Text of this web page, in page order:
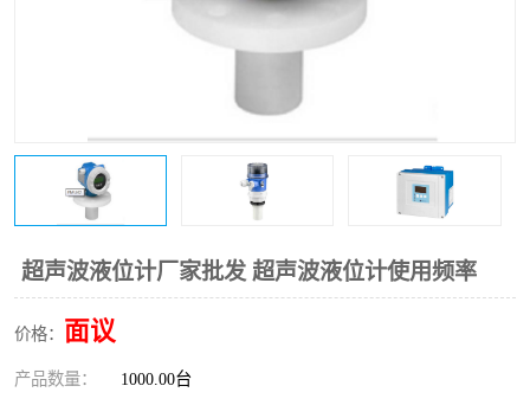
超声波液位计厂家批发 超声波液位计使用频率
价格： 面议
产品数量： 1000.00台
测漏仪
智能锅炉水位计 电容液位计
流量仪表 加油站液位仪